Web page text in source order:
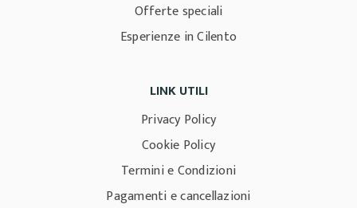
Offerte speciali
Esperienze in Cilento
LINK UTILI
Privacy Policy
Cookie Policy
Termini e Condizioni
Pagamenti e cancellazioni